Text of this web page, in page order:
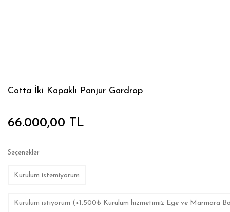
Cotta İki Kapaklı Panjur Gardrop
66.000,00 TL
Seçenekler
Kurulum istemiyorum
Kurulum istiyorum (+1.500₺ Kurulum hizmetimiz Ege ve Marmara